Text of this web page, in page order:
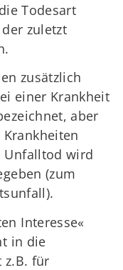
Todesart
zuletzt
zusätzlich
einer Krankheit
aber
Unfalltod wird
(zum
Interesse«
in die
z.B. für